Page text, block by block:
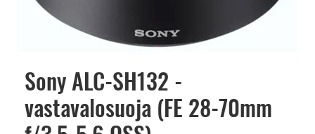
Sony ALC-SH132 -
vastavalosuoja (FE 28-70mm
Skip
beginning